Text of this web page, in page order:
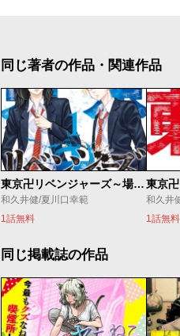
同じ著者の作品・関連作品
東京卍リベンジャーズ～場地圭介からの手紙～
和久井健/夏川口幸範
1話無料
東京
和久井
1話無料
同じ掲載誌の作品